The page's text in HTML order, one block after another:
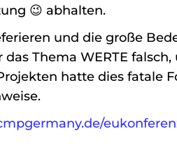
😉 abhalten.
und die große
Thema WERTE
hatte dies fatale